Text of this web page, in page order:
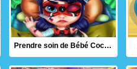
Prendre soin de Bébé Coccinelle